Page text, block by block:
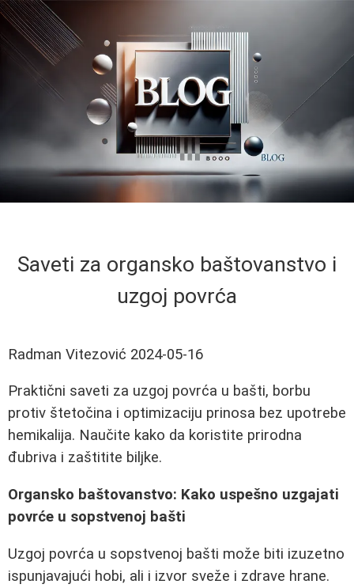
Saveti za organsko baštovanstvo i
uzgoj povrća
Radman Vitezović 2024-05-16
Praktični saveti za uzgoj povrća u bašti, borbu
protiv štetočina i optimizaciju prinosa bez upotrebe
hemikalija. Naučite kako da koristite prirodna
đubriva i zaštitite biljke.
Organsko baštovanstvo: Kako uspešno uzgajati
povrće u sopstvenoj bašti
Uzgoj povrća u sopstvenoj bašti može biti izuzetno
ispunjavajući hobi, ali i izvor sveže i zdrave hrane.